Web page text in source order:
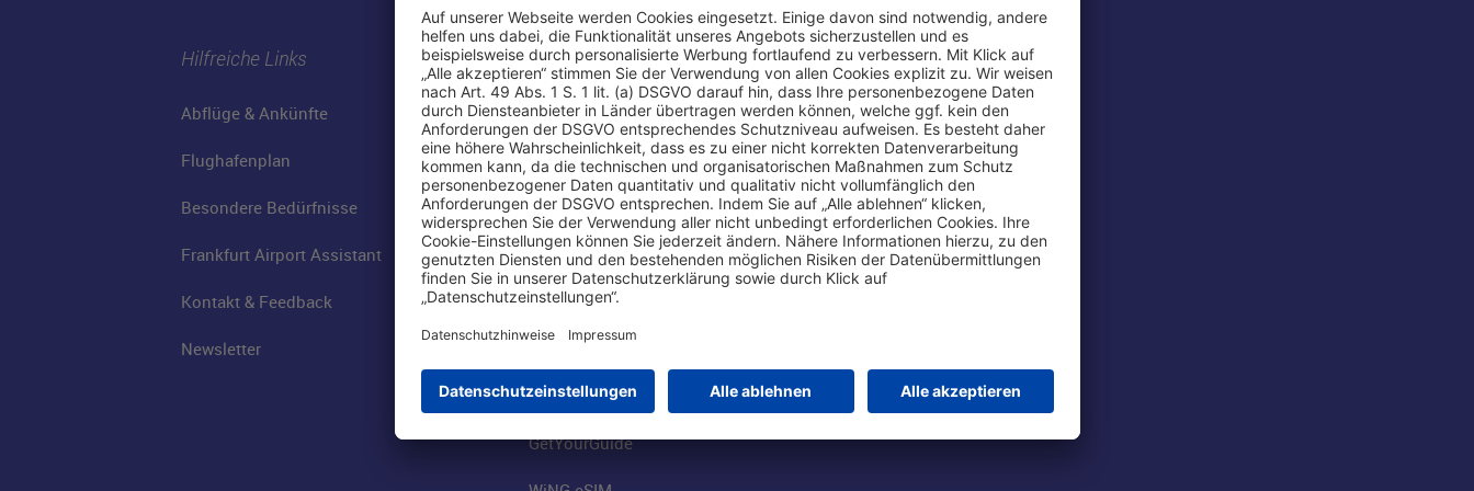
Hilfreiche Links
Abflüge & Ankünfte
Flughafenplan
Besondere Bedürfnisse
Frankfurt Airport Assistant
Kontakt & Feedback
Newsletter
Online einkaufen & buchen
Parkplätze
Online-Shop
Besucherservices
FRA SmartWay
Hotels am Standort
Mietwagen weltweit
Flüge buchen
GetYourGuide
Über uns
Fraport AG
Business am Airport
FRA Eventlocations
Jobs am Airport
Konzernstrategie